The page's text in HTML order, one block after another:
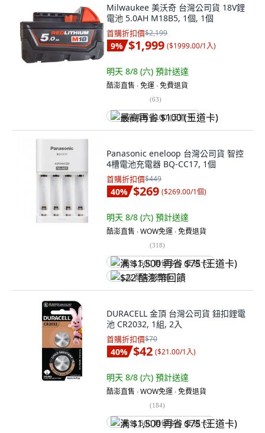
Milwaukee 美沃奇 台灣公司貨 18V鋰
電池 5.0AH M18B5, 1個, 1個
首購折扣價$2,199
9% $1,999 ($1999.00/1入)
明天 8/8 (六) 預計送達
酷澎直售 ∙ 免運 ∙ 免費退貨
(63)
最高再省 $100 (王道卡)
Panasonic eneloop 台灣公司貨 智控
4槽電池充電器 BQ-CC17, 1個
首購折扣價$449
40% $269 ($269.00/1個)
明天 8/8 (六) 預計送達
酷澎直售 ∙ WOW免運 ∙ 免費退貨
(318)
满 $1,500 再省 $75 (王道卡)
$22 酷澎幣回饋
DURACELL 金頂 台灣公司貨 鈕扣鋰電
池 CR2032, 1組, 2入
首購折扣價$70
40% $42 ($21.00/1入)
明天 8/8 (六) 預計送達
酷澎直售 ∙ WOW免運 ∙ 免費退貨
(184)
满 $1,500 再省 $75 (王道卡)